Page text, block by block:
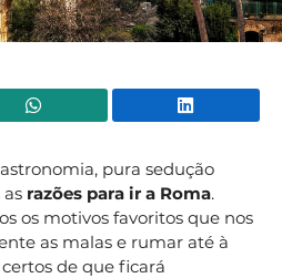
WhatsApp
pura sedução
razões para ir a Roma.
os motivos favoritos que nos
as malas e rumar até à
de que ficará